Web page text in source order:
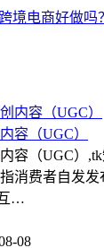
境电商好做吗？
容（UGC）
容（UGC）
消费者自发发
…
08